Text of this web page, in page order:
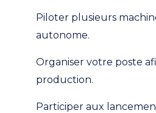
Piloter plusieurs
autonome.
Organiser votre poste
production.
Participer aux